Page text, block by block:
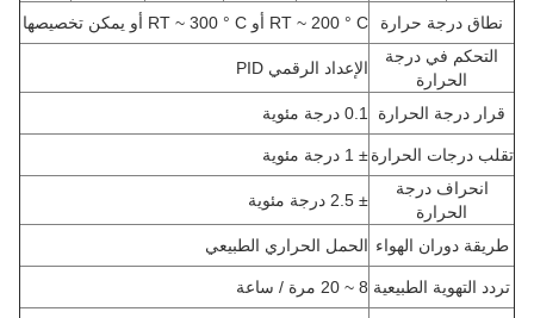
نطاق درجة حرارة
RT ~ 200 ° C أو RT ~ 300 ° C أو يمكن تخصيصها
التحكم في درجة
الحرارة
الإعداد الرقمي PID
قرار درجة الحرارة 0.1 درجة مئوية
تقلب درجات الحرارة± 1 درجة مئوية
انحراف درجة
الحرارة
± 2.5 درجة مئوية
طريقة دوران الهواء الحمل الحراري الطبيعي
تردد التهوية الطبيعية 8 ~ 20 مرة / ساعة